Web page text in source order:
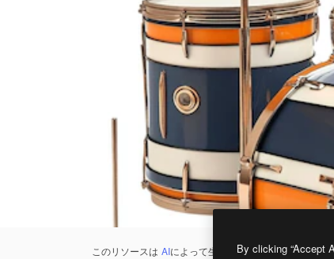
このリソースは AIによって生成されたものです。 AI画
By clicking “Accept